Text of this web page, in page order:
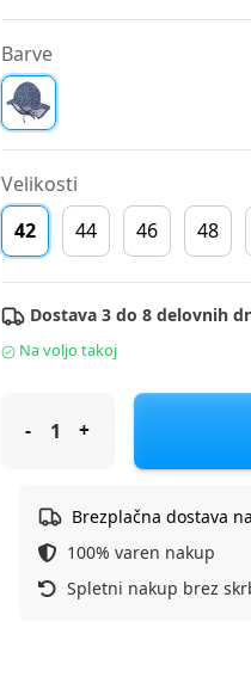
Barve
Velikosti
42
44 46 48
Dostava 3 do 8 delovnih
Na voljo takoj
Sterntaler Kapa arafat
Brezplačna dostava
100% varen nakup
Spletni nakup brez